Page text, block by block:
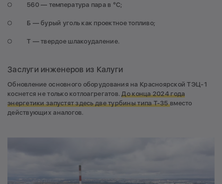
560 — температура пара в °С;
Б — бурый уголь как проектное топливо;
Т — твердое шлакоудаление.
Заслуги инженеров из Калуги
Обновление основного оборудования на Красноярской ТЭЦ-1
коснется не только котлоагрегатов.До конца 2024 года
энергетики запустят здесь две турбины типа Т-35вместо
действующих аналогов.